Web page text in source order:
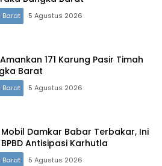
Barat 5 Agustus 2026
Amankan 171 Karung Pasir Timah
Barat
Barat 5 Agustus 2026
Damkar Babar Terbakar, Ini
Antisipasi Karhutla
Barat 5 Agustus 2026